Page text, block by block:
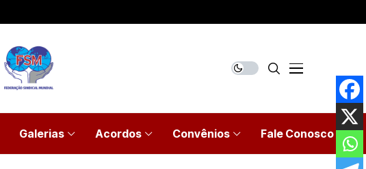
Galerias Acordos Convênios Fale Conosco